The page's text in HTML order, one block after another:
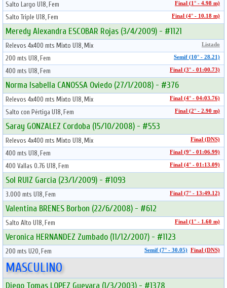
Salto Largo U18, Fem Final (1° - 4.98 m)
Salto Triple U18, Fem Final (4° - 10.18 m)
Meredy Alexandra ESCOBAR Rojas (3/4/2009) - #1121
Relevos 4x400 mts Mixto U18, Mix Listado
200 mts U18, Fem Semif (10° - 28.21)
400 mts U18, Fem Final (3° - 01:00.73)
Norma Isabella CANOSSA Oviedo (27/1/2008) - #376
Relevos 4x400 mts Mixto U18, Mix Final (4° - 04:03.76)
Salto con Pértiga U18, Fem Final (2° - 2.90 m)
Saray GONZALEZ Cordoba (15/10/2008) - #553
Relevos 4x400 mts Mixto U18, Mix Final (DNS)
400 mts U18, Fem Final (9° - 01:06.99)
400 Vallas 0.76 U18, Fem Final (4° - 01:13.09)
Sol RUIZ Garcia (23/1/2009) - #1093
3.000 mts U18, Fem Final (7° - 13:49.12)
Valentina BRENES Borbon (22/6/2008) - #612
Salto Alto U18, Fem Final (1° - 1.60 m)
Veronica HERNANDEZ Zumbado (11/12/2007) - #1123
200 mts U20, Fem Final (DNS)
Semif (7° - 30.05)
MASCULINO
Diego Tomas LOPEZ Guevara (1/3/2003) - #1378